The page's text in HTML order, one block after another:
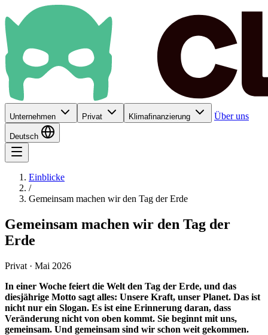
Unternehmen Privat Klimafinanzierung Über uns
Deutsch
Einblicke
/
Gemeinsam machen wir den Tag der Erde
Gemeinsam machen wir den Tag der
Erde
Privat · Mai 2026
In einer Woche feiert die Welt den Tag der Erde, und das
diesjährige Motto sagt alles: Unsere Kraft, unser Planet. Das ist
nicht nur ein Slogan. Es ist eine Erinnerung daran, dass
Veränderung nicht von oben kommt. Sie beginnt mit uns,
gemeinsam. Und gemeinsam sind wir schon weit gekommen.